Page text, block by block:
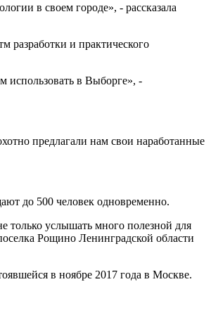
в своем городе», - рассказала
разработки и практического
использовать в Выборге», -
предлагали нам свои наработанные
до 500 человек одновременно.
только услышать много полезной для
Рощино Ленинградской области
в ноябре 2017 года в Москве.